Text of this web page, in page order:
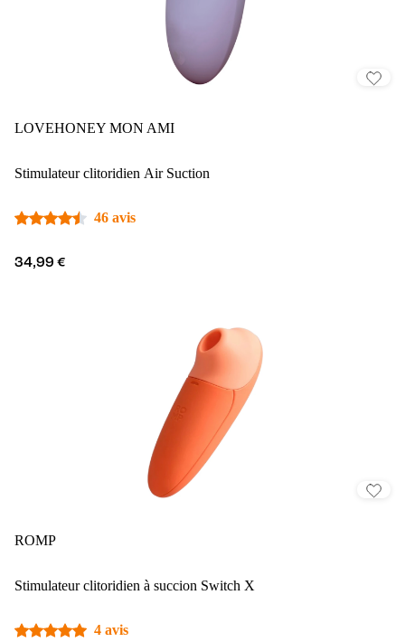
LOVEHONEY MON AMI
Stimulateur clitoridien Air Suction
46 avis
34,99 €
ROMP
Stimulateur clitoridien à succion Switch X
4 avis